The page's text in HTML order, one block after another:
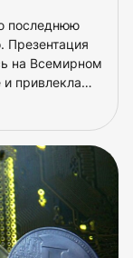
последнюю
Презентация
на Всемирном
привлекла